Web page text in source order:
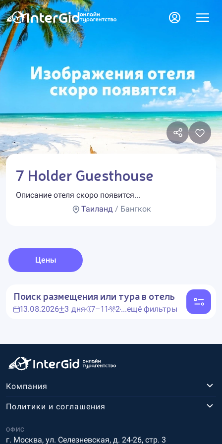
7 Holder Guesthouse
Описание отеля скоро появится...
Таиланд / Бангкок
Цены
Поиск размещения или тура в отель
13.08.2026 3 дня 7–11 2...ещё фильтры
Компания
ОФИС
г. Москва, ул. Селезневская, д. 24-26, стр. 3
Политики и соглашения